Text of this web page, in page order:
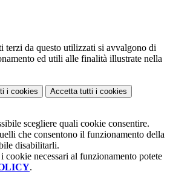
terzi da questo utilizzati si avvalgono di
ed utili alle finalità illustrate nella
i cookies Accetta tutti i cookies
scegliere quali cookie consentire.
che consentono il funzionamento della
disabilitarli.
cookie necessari al funzionamento potete
.